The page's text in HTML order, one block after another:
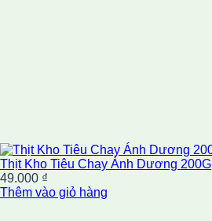
Thịt Kho Tiêu Chay Ánh Dương 200G
49.000 ₫
Thêm vào giỏ hàng